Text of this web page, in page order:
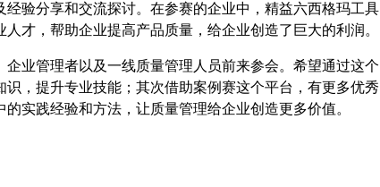
经验分享和交流探讨。 在参赛的企业中，精益六西格玛工具
才，帮助企业提高产品质量，给企业创造了巨大的利润。
业管理者以及一线质量管理人员前来参会。希望通过这个
，提升专业技能；其次借助案例赛这个平台，有更多优秀
实践经验和方法，让质量管理给企业创造更多价值。